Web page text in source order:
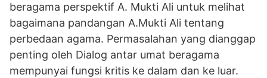
beragama perspektif A. Mukti Ali untuk melihat
bagaimana pandangan A.Mukti Ali tentang
perbedaan agama. Permasalahan yang dianggap
penting oleh Dialog antar umat beragama
mempunyai fungsi kritis ke dalam dan ke luar.